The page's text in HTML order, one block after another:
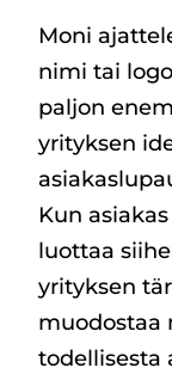
Moni
nimi tai
paljon
yrityksen
Kun
luottaa
yrityksen
muodostaa
todellisesta